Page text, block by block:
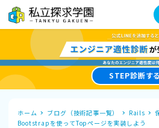
STEP診断する
ホーム ブログ（技術記事一覧） Rails
Bootstrapを使ってTopページを実装しよう